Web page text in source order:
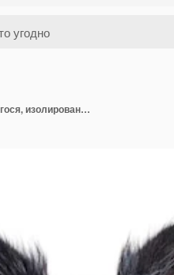
Снимка головы черно-белого бордер-колли, задыхающегося, изолированного на белом